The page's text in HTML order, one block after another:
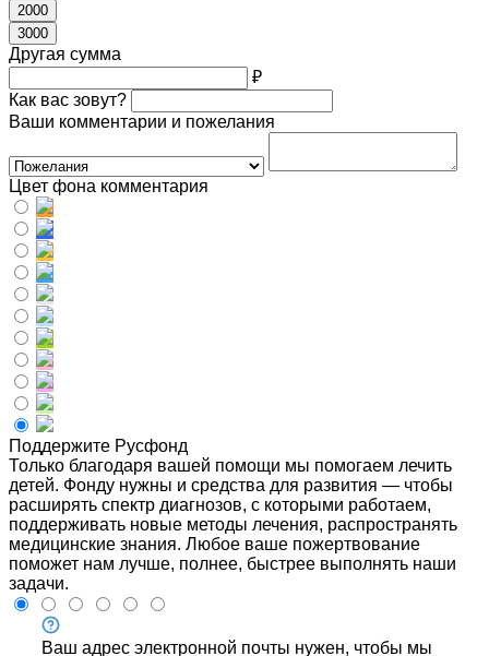
2000
3000
Другая сумма
₽
Как вас зовут?
Ваши комментарии и пожелания
Цвет фона комментария
Поддержите Русфонд
Только благодаря вашей помощи мы помогаем лечить
детей. Фонду нужны и средства для развития — чтобы
расширять спектр диагнозов, с которыми работаем,
поддерживать новые методы лечения, распространять
медицинские знания. Любое ваше пожертвование
поможет нам лучше, полнее, быстрее выполнять наши
задачи.
Ваш адрес электронной почты нужен, чтобы мы